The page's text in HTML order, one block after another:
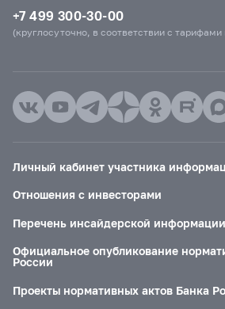
+7 499 300-30-00
(круглосуточно, в соответствии с
Личный кабинет участника
Отношения с инвесторами
Перечень инсайдерской
Официальное опубликование
России
Проекты нормативных актов Банка